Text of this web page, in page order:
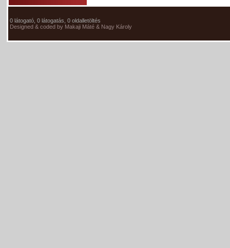
0 látogató, 0 látogatás, 0 oldalletöltés
Designed & coded by Makaji Máté & Nagy Károly